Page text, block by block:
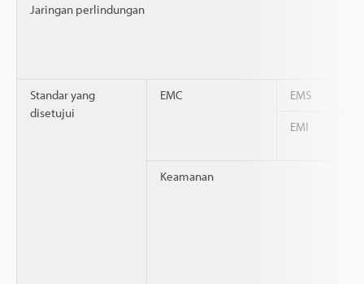
Jaringan perlindungan
Standar yang
disetujui
EMC EMS
EMI
Keamanan